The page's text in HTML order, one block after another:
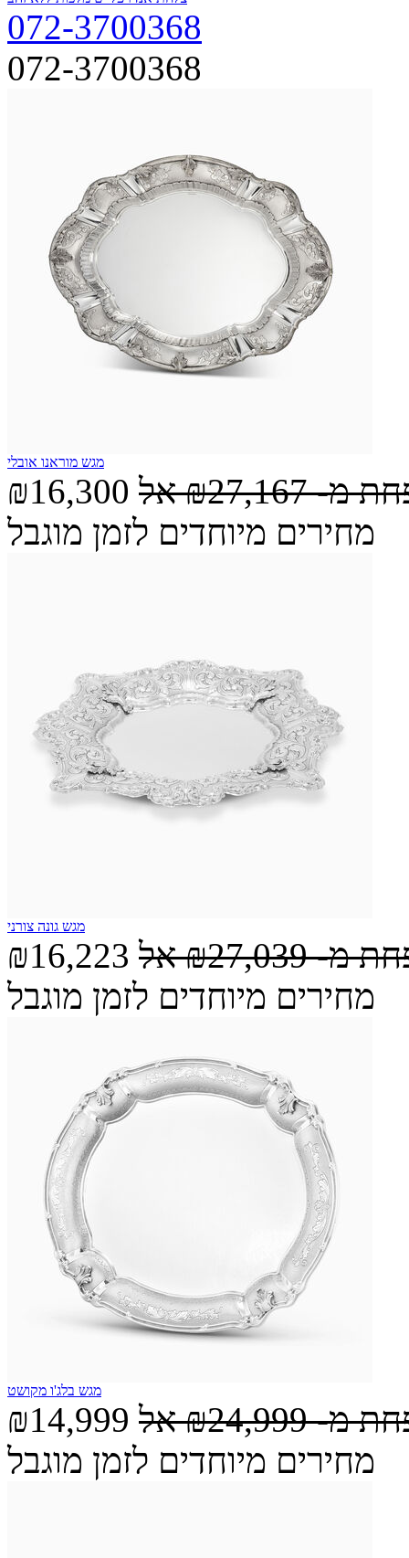
072-3700368
072-3700368
מגש מוראנו אובלי
₪16,300 מ-₪27,167 אל
מחירים מיוחדים לזמן מוגבל
מגש גונה צורני
₪16,223 מ-₪27,039 אל
מחירים מיוחדים לזמן מוגבל
מגש בלג'ו מקושט
₪14,999 מ-₪24,999 אל
מחירים מיוחדים לזמן מוגבל